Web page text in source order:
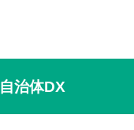
自治体DX